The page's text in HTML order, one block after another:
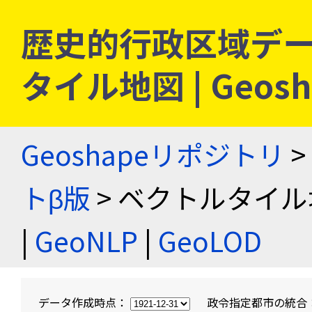
歴史的行政区域デ
タイル地図 |
Geoshapeリポジトリ >
トβ版 > ベクトルタイ
| GeoNLP | GeoLOD
データ作成時点： 政令指定都市の統